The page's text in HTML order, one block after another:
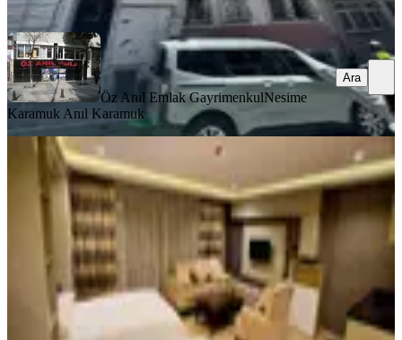
Ara
Öz Anıl Emlak GayrimenkulNesime
Karamuk Anıl Karamuk
Ara
MANZARALI
Beyazıt Ve Sultanahmete Yürüme
Mesafesinde Kiralık Stüdyo Daire
Fatih, Kemalpaşa Mahallesi
Stüdyo
·3. Kat · 02.08.2026
ELAZA İNVEST GAYRİMENKULEngin Karacihan